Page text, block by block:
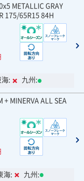
METALLIC GRAY
175/65R15 84H
: 九州:
+ MINERVA ALL SEA
海: 九州: